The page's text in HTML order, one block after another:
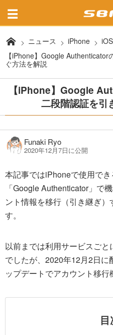
ニュース iPhone
【iPhone】Google
ぐ方法を解説
【iPhone】Google
二段階認証を引
Funaki Ryo
2020年12月7日に公開
本記事ではiPhoneで使用で
「Google Authenticator」で
ント情報を移行（引き継ぎ
す。
以前までは利用サービスご
でしたが、2020年12月2日
ップデートでアカウント移行